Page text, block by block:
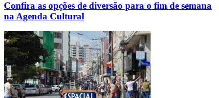
Confira as opções de diversão para o fim de semana
na Agenda Cultural